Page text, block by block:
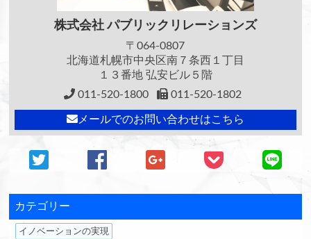
株式会社パブリックリレーションズ
〒064-0807
北海道札幌市中央区南７条西１丁目
１３番地 弘安ビル５階
011-520-1800
011-520-1802
メールでのお問い合わせはこちら
カテゴリー
イノベーションの実現